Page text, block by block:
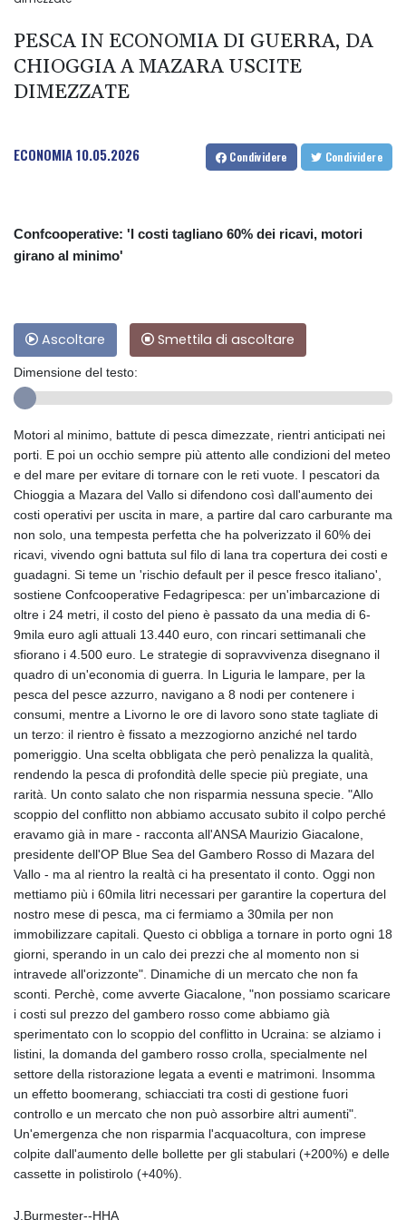
PESCA IN ECONOMIA DI GUERRA, DA
CHIOGGIA A MAZARA USCITE
DIMEZZATE
ECONOMIA10.05.2026 Condividere Condividere
Confcooperative: 'I costi tagliano 60% dei ricavi, motori
girano al minimo'
Ascoltare Smettila di ascoltare
Dimensione del testo:
Motori al minimo, battute di pesca dimezzate, rientri anticipati nei
porti. E poi un occhio sempre più attento alle condizioni del meteo
e del mare per evitare di tornare con le reti vuote. I pescatori da
Chioggia a Mazara del Vallo si difendono così dall'aumento dei
costi operativi per uscita in mare, a partire dal caro carburante ma
non solo, una tempesta perfetta che ha polverizzato il 60% dei
ricavi, vivendo ogni battuta sul filo di lana tra copertura dei costi e
guadagni. Si teme un 'rischio default per il pesce fresco italiano',
sostiene Confcooperative Fedagripesca: per un'imbarcazione di
oltre i 24 metri, il costo del pieno è passato da una media di 6-
9mila euro agli attuali 13.440 euro, con rincari settimanali che
sfiorano i 4.500 euro. Le strategie di sopravvivenza disegnano il
quadro di un'economia di guerra. In Liguria le lampare, per la
pesca del pesce azzurro, navigano a 8 nodi per contenere i
consumi, mentre a Livorno le ore di lavoro sono state tagliate di
un terzo: il rientro è fissato a mezzogiorno anziché nel tardo
pomeriggio. Una scelta obbligata che però penalizza la qualità,
rendendo la pesca di profondità delle specie più pregiate, una
rarità. Un conto salato che non risparmia nessuna specie. "Allo
scoppio del conflitto non abbiamo accusato subito il colpo perché
eravamo già in mare - racconta all'ANSA Maurizio Giacalone,
presidente dell'OP Blue Sea del Gambero Rosso di Mazara del
Vallo - ma al rientro la realtà ci ha presentato il conto. Oggi non
mettiamo più i 60mila litri necessari per garantire la copertura del
nostro mese di pesca, ma ci fermiamo a 30mila per non
immobilizzare capitali. Questo ci obbliga a tornare in porto ogni 18
giorni, sperando in un calo dei prezzi che al momento non si
intravede all'orizzonte". Dinamiche di un mercato che non fa
sconti. Perchè, come avverte Giacalone, "non possiamo scaricare
i costi sul prezzo del gambero rosso come abbiamo già
sperimentato con lo scoppio del conflitto in Ucraina: se alziamo i
listini, la domanda del gambero rosso crolla, specialmente nel
settore della ristorazione legata a eventi e matrimoni. Insomma
un effetto boomerang, schiacciati tra costi di gestione fuori
controllo e un mercato che non può assorbire altri aumenti".
Un'emergenza che non risparmia l'acquacoltura, con imprese
colpite dall'aumento delle bollette per gli stabulari (+200%) e delle
cassette in polistirolo (+40%).
J.Burmester--HHA